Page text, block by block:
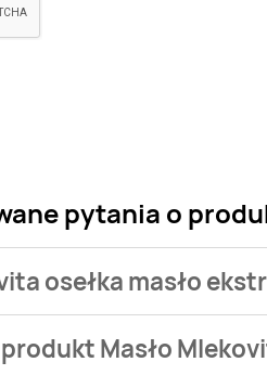
pytania o
osełka masło
od 9,99 zł do 15,99 zł.
Masło